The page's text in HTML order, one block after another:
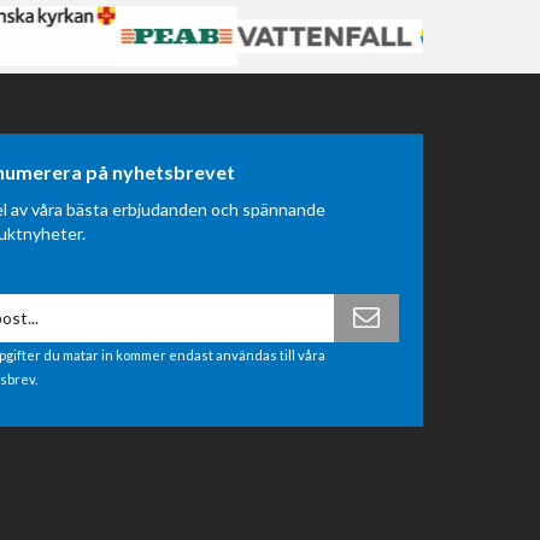
på nyhetsbrevet
av våra bästa erbjudanden och spännande
du matar in kommer endast användas till våra